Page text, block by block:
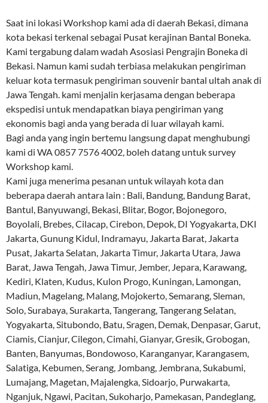
Saat ini lokasi Workshop kami ada di daerah Bekasi, dimana
kota bekasi terkenal sebagai Pusat kerajinan Bantal Boneka.
Kami tergabung dalam wadah Asosiasi Pengrajin Boneka di
Bekasi. Namun kami sudah terbiasa melakukan pengiriman
keluar kota termasuk pengiriman souvenir bantal ultah anak di
Jawa Tengah. kami menjalin kerjasama dengan beberapa
ekspedisi untuk mendapatkan biaya pengiriman yang
ekonomis bagi anda yang berada di luar wilayah kami.
Bagi anda yang ingin bertemu langsung dapat menghubungi
kami di WA 0857 7576 4002, boleh datang untuk survey
Workshop kami.
Kami juga menerima pesanan untuk wilayah kota dan
beberapa daerah antara lain : Bali, Bandung, Bandung Barat,
Bantul, Banyuwangi, Bekasi, Blitar, Bogor, Bojonegoro,
Boyolali, Brebes, Cilacap, Cirebon, Depok, DI Yogyakarta, DKI
Jakarta, Gunung Kidul, Indramayu, Jakarta Barat, Jakarta
Pusat, Jakarta Selatan, Jakarta Timur, Jakarta Utara, Jawa
Barat, Jawa Tengah, Jawa Timur, Jember, Jepara, Karawang,
Kediri, Klaten, Kudus, Kulon Progo, Kuningan, Lamongan,
Madiun, Magelang, Malang, Mojokerto, Semarang, Sleman,
Solo, Surabaya, Surakarta, Tangerang, Tangerang Selatan,
Yogyakarta, Situbondo, Batu, Sragen, Demak, Denpasar, Garut,
Ciamis, Cianjur, Cilegon, Cimahi, Gianyar, Gresik, Grobogan,
Banten, Banyumas, Bondowoso, Karanganyar, Karangasem,
Salatiga, Kebumen, Serang, Jombang, Jembrana, Sukabumi,
Lumajang, Magetan, Majalengka, Sidoarjo, Purwakarta,
Nganjuk, Ngawi, Pacitan, Sukoharjo, Pamekasan, Pandeglang,